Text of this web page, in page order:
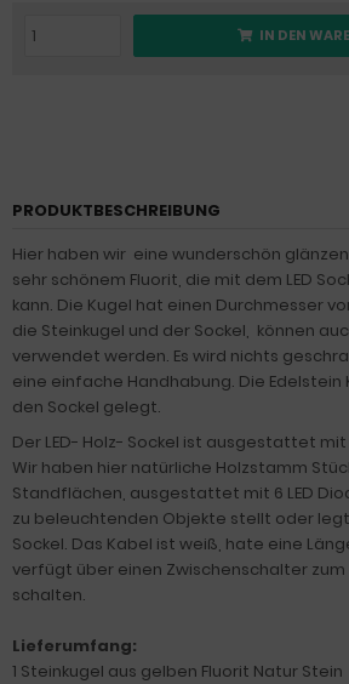
IN DEN
PRODUKTBESCHREIBUNG
Hier haben wir eine wunderschön
sehr schönem Fluorit, die mit dem LED
kann. Die Kugel hat einen Durchmesser
die Steinkugel und der Sockel, können
verwendet werden. Es wird nichts
eine einfache Handhabung. Die
den Sockel gelegt.
Der LED- Holz- Sockel ist ausgestattet mit
Wir haben hier natürliche Holzstamm
Standflächen, ausgestattet mit 6 LED
zu beleuchtenden Objekte stellt oder
Sockel. Das Kabel ist weiß, hate eine
verfügt über einen Zwischenschalter
schalten.
Lieferumfang:
1 Steinkugel aus gelben Fluorit Natur Stein